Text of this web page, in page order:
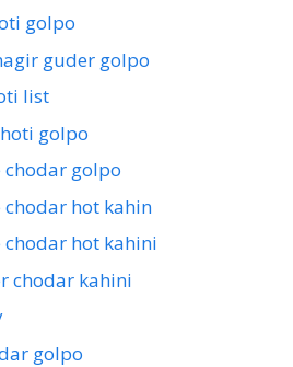
golpo
guder golpo
list
golpo
chodar golpo
chodar hot kahin
chodar hot kahini
chodar kahini
golpo